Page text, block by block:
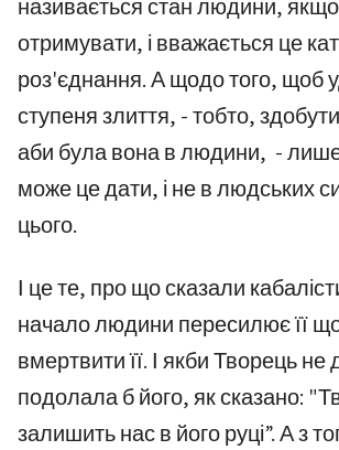
називається стан людини, якщо
отримувати, і вважається це
роз'єднання. А щодо того, щоб
ступеня злиття, - тобто,
аби була вона в людини, -
може це дати, і не в людських
цього.
І це те, про що сказали
начало людини пересилює її
вмертвити її. І якби Творець не
подолала б його, як сказано:
залишить нас в його руці”. А з